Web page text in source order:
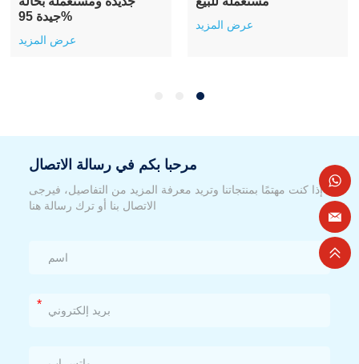
جيدة 95%
عرض المزيد
عرض المزيد
مرحبا بكم في رسالة الاتصال
إذا كنت مهتمًا بمنتجاتنا وتريد معرفة المزيد من التفاصيل، فيرجى
الاتصال بنا أو ترك رسالة هنا
*